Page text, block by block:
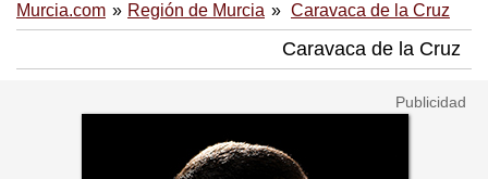
Murcia.com Región de Murcia Caravaca de la Cruz
Caravaca de la Cruz